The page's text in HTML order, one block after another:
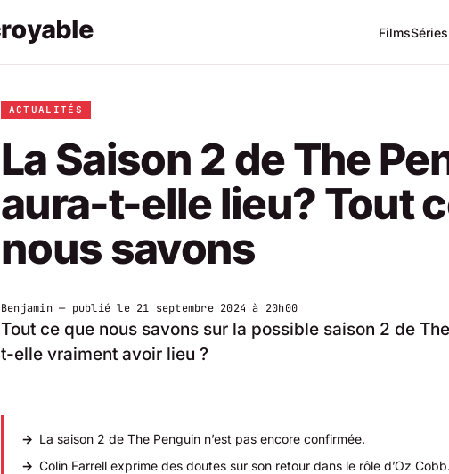
Films
ACTUALITÉS
La Saison 2 de The
aura-t-elle lieu? Tout
nous savons
Benjamin— publié le 21 septembre 2024 à 20h00
Tout ce que nous savons sur la possible saison 2 de
t-elle vraiment avoir lieu ?
La saison 2 de The Penguin n’est pas encore confirmée.
Colin Farrell exprime des doutes sur son retour dans le rôle d’Oz Cobb.